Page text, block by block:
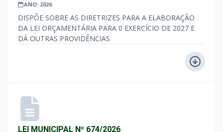
ANO: 2026
DISPÕE SOBRE AS DIRETRIZES PARA A ELABORAÇÃO
DA LEI ORÇAMENTÁRIA PARA 0 EXERCÍCIO DE 2027 E
DÁ OUTRAS PROVIDÊNCIAS
LEI MUNICIPAL Nº 674/2026